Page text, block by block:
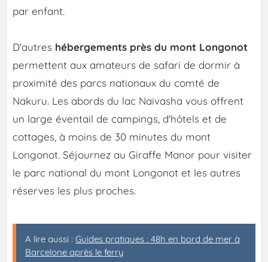
par enfant.
D'autres hébergements près du mont Longonot
permettent aux amateurs de safari de dormir à
proximité des parcs nationaux du comté de
Nakuru. Les abords du lac Naivasha vous offrent
un large éventail de campings, d'hôtels et de
cottages, à moins de 30 minutes du mont
Longonot. Séjournez au Giraffe Manor pour visiter
le parc national du mont Longonot et les autres
réserves les plus proches.
A lire aussi : Guides pratiques : 48h en bord de mer à
Barcelone après le ferry